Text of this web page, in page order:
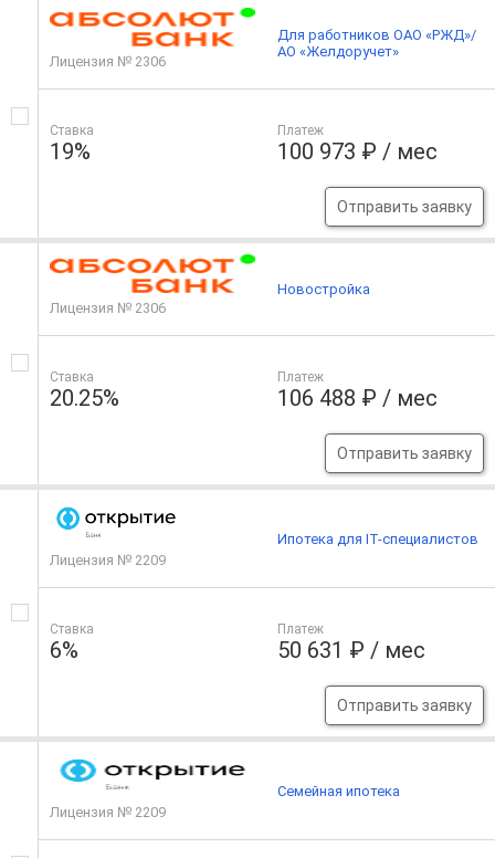
Лицензия № 2306
Ставка
19%
Платеж
100 973 ₽ / мес
Отправить заявку
Для работников ОАО «РЖД»/
АО «Желдоручет»
Лицензия № 2306
Ставка
20.25%
Платеж
106 488 ₽ / мес
Отправить заявку
Новостройка
Лицензия № 2209
Ставка
6%
Платеж
50 631 ₽ / мес
Отправить заявку
Ипотека для IT-специалистов
Лицензия № 2209
Семейная ипотека